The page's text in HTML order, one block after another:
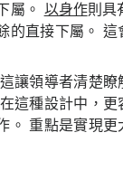
屬。 以身作則具
的直接下屬。 這
讓領導者清楚瞭
這種設計中，更
重點是實現更